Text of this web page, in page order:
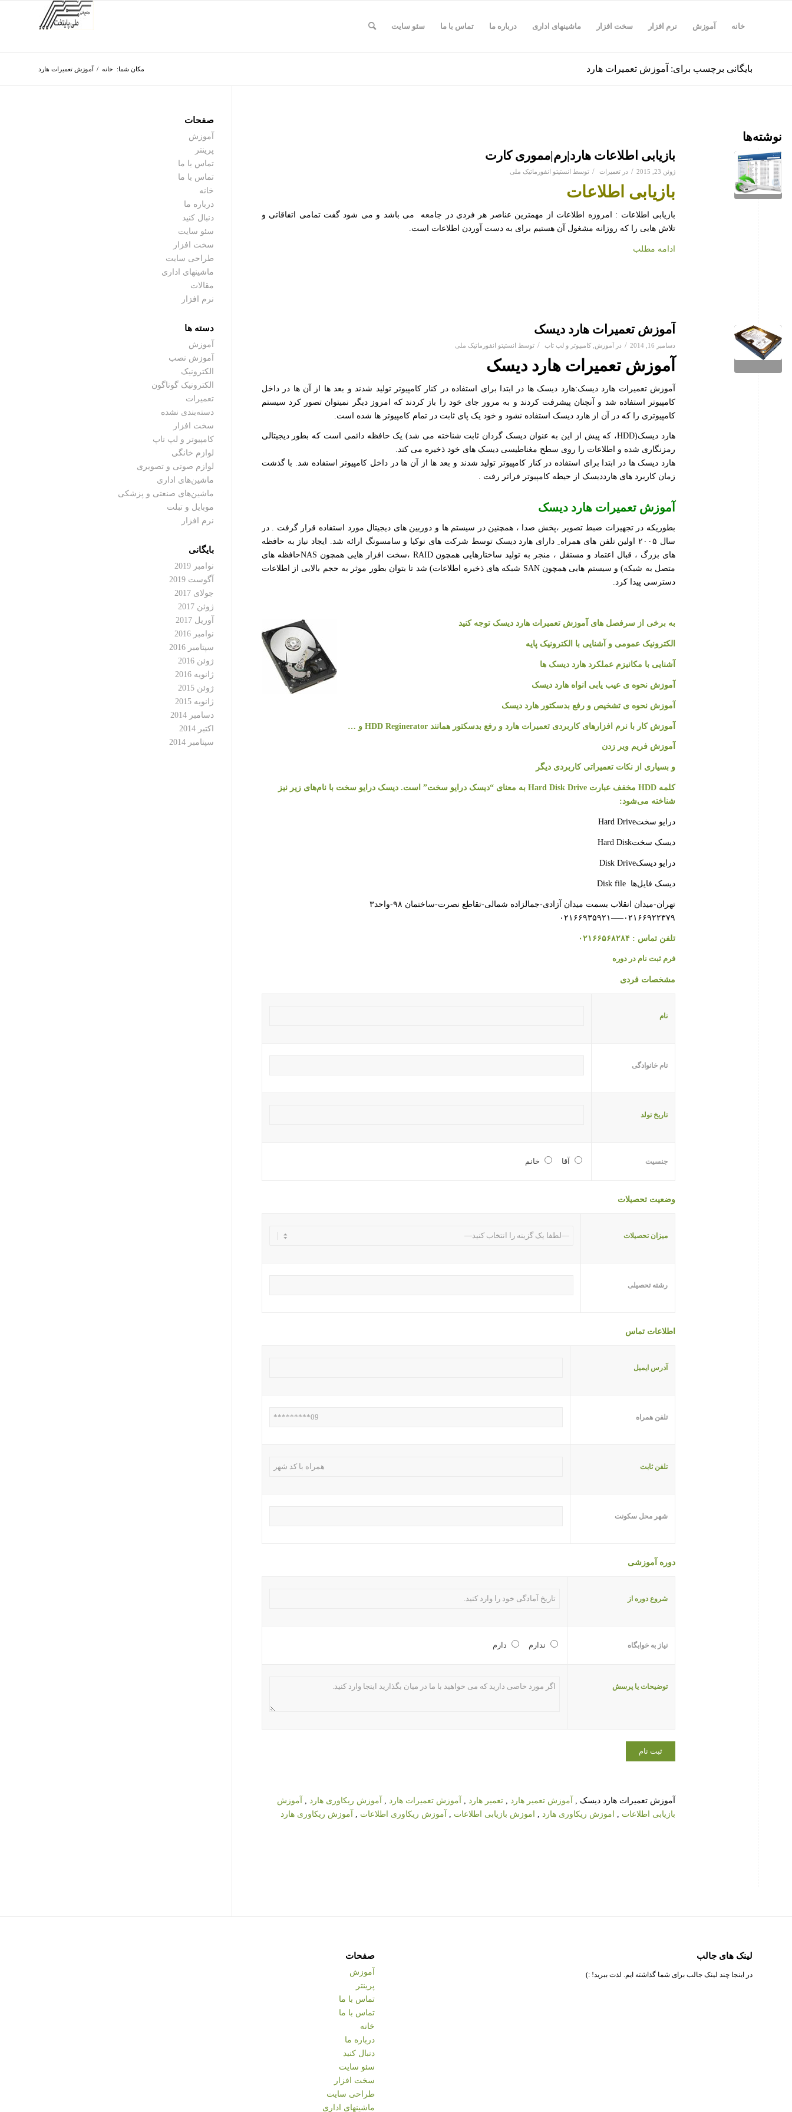
خانه آموزش نرم افزار سخت افزار ماشینهای اداری درباره ما تماس با ما سئو سایت
بایگانی برچسب برای: آموزش تعمیرات هارد مکان شما: خانه / آموزش تعمیرات هارد
نوشته‌ها
بازیابی اطلاعات هارد|رم|مموری کارت
ژوئن 23, 2015 / در تعمیرات / توسط انستیتو انفورماتیک ملی
بازیابی اطلاعات
بازیابی اطلاعات : امروزه اطلاعات از مهمترین عناصر هر فردی در جامعه می باشد و می شود گفت تمامی اتفاقاتی و
تلاش هایی را که روزانه مشغول آن هستیم برای به دست آوردن اطلاعات است.
ادامه مطلب
آموزش تعمیرات هارد دیسک
دسامبر 16, 2014 / در آموزش کامپیوتر و لپ تاپ / توسط انستیتو انفورماتیک ملی
آموزش تعمیرات هارد دیسک
آموزش تعمیرات هارد دیسک:هارد دیسک ها در ابتدا برای استفاده در کنار کامپیوتر تولید شدند و بعد ها از آن ها در داخل
کامپیوتر استفاده شد و آنچنان پیشرفت کردند و به مرور جای خود را باز کردند که امروز دیگر نمیتوان تصور کرد سیستم
کامپیوتری را که در آن از هارد دیسک استفاده نشود و خود یک پای ثابت در تمام کامپیوتر ها شده است.
هارد دیسک(HDD، که پیش از این به عنوان دیسک گردان ثابت شناخته می شد) یک حافظه دائمی است که بطور دیجیتالی
رمزنگاری شده و اطلاعات را روی سطح مغناطیسی دیسک های خود ذخیره می کند.
هارد دیسک ها در ابتدا برای استفاده در کنار کامپیوتر تولید شدند و بعد ها از آن ها در داخل کامپیوتر استفاده شد. با گذشت
زمان کاربرد های هارددیسک از حیطه کامپیوتر فراتر رفت .
آموزش تعمیرات هارد دیسک
بطوریکه در تجهیزات ضبط تصویر ،پخش صدا ، همچنین در سیستم ها و دوربین های دیجیتال مورد استفاده قرار گرفت . در
سال ۲۰۰۵ اولین تلفن های همراه ِ دارای هارد دیسک توسط شرکت های نوکیا و سامسونگ ارائه شد. ایجاد نیاز به حافظه
های بزرگ ، قبال اعتماد و مستقل ، منجر به تولید ساختارهایی همچون RAID ،سخت افزار هایی همچون NASحافظه های
متصل به شبکه) و سیستم هایی همچون SAN شبکه های ذخیره اطلاعات) شد تا بتوان بطور موثر به حجم بالایی از اطلاعات
دسترسی پیدا کرد.
به برخی از سرفصل های آموزش تعمیرات هارد دیسک توجه کنید
الکترونیک عمومی و آشنایی با الکترونیک پایه
آشنایی با مکانیزم عملکرد هارد دیسک ها
آموزش نحوه ی عیب یابی انواه هارد دیسک
آموزش نحوه ی تشخیص و رفع بدسکتور هارد دیسک
آموزش کار با نرم افزارهای کاربردی تعمیرات هارد و رفع بدسکتور همانند HDD Reginerator و …
آموزش فریم ویر زدن
و بسیاری از نکات تعمیراتی کاربردی دیگر
کلمه مخفف عبارت
به معنای “دیسک درایو سخت” است. دیسک درایو سخت با نام‌های زیر نیز
شناخته می‌شود:
درایو سختHard Drive
دیسک سختHard Disk
درایو دیسکDisk Drive
دیسک فایل‌ها Disk file
تهران-میدان انقلاب بسمت میدان آزادی-جمالزاده شمالی-تقاطع نصرت-ساختمان ۹۸-واحد۳
۰۲۱۶۶۹۲۲۳۷۹—–۰۲۱۶۶۹۳۵۹۲۱
تلفن تماس : ۰۲۱۶۶۵۶۸۲۸۴
فرم ثبت نام در دوره
مشخصات فردی
نام
نام خانوادگی
تاریخ تولد
جنسیت آقا خانم
وضعیت تحصیلات
میزان تحصیلات
رشته تحصیلی
اطلاعات تماس
آدرس ایمیل
تلفن همراه
تلفن ثابت
شهر محل سکونت
دوره آموزشی
شروع دوره از
نیاز به خوابگاه ندارم دارم
توضیحات یا پرسش
آموزش تعمیرات هارد دیسک , آموزش تعمیر هارد تعمیر هارد آموزش تعمیرات هارد آموزش ریکاوری هارد
آموزش
بازیابی اطلاعات
اموزش ریکاوری هارد اموزش بازیابی اطلاعات آموزش ریکاوری اطلاعات آموزش ریکاوری هارد
صفحات
آموزش
پرینتر
تماس با ما
تماس با ما
خانه
درباره ما
دنبال کنید
سئو سایت
سخت افزار
طراحی سایت
ماشینهای اداری
مقالات
نرم افزار
دسته ها
آموزش
آموزش نصب
الکترونیک
الکترونیک گوناگون
تعمیرات
دسته‌بندی نشده
سخت افزار
کامپیوتر و لپ تاپ
لوازم خانگی
لوازم صوتی و تصویری
ماشین‌های اداری
ماشین‌های صنعتی و پزشکی
موبایل و تبلت
نرم افزار
بایگانی
نوامبر 2019
آگوست 2019
جولای 2017
ژوئن 2017
آوریل 2017
نوامبر 2016
سپتامبر 2016
ژوئن 2016
ژانویه 2016
ژوئن 2015
ژانویه 2015
دسامبر 2014
اکتبر 2014
سپتامبر 2014
لینک های جالب
در اینجا چند لینک جالب برای شما گذاشته ایم. لذت ببرید! :)
صفحات
آموزش
پرینتر
تماس با ما
تماس با ما
خانه
درباره ما
دنبال کنید
سئو سایت
سخت افزار
طراحی سایت
ماشینهای اداری